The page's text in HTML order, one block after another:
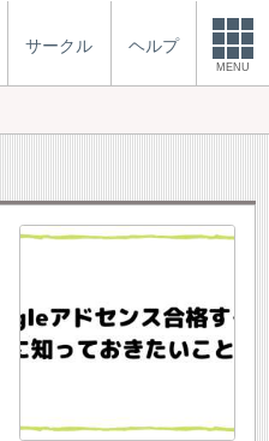
サークル ヘルプ
MENU